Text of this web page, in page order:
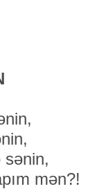
sənin,
mən?!